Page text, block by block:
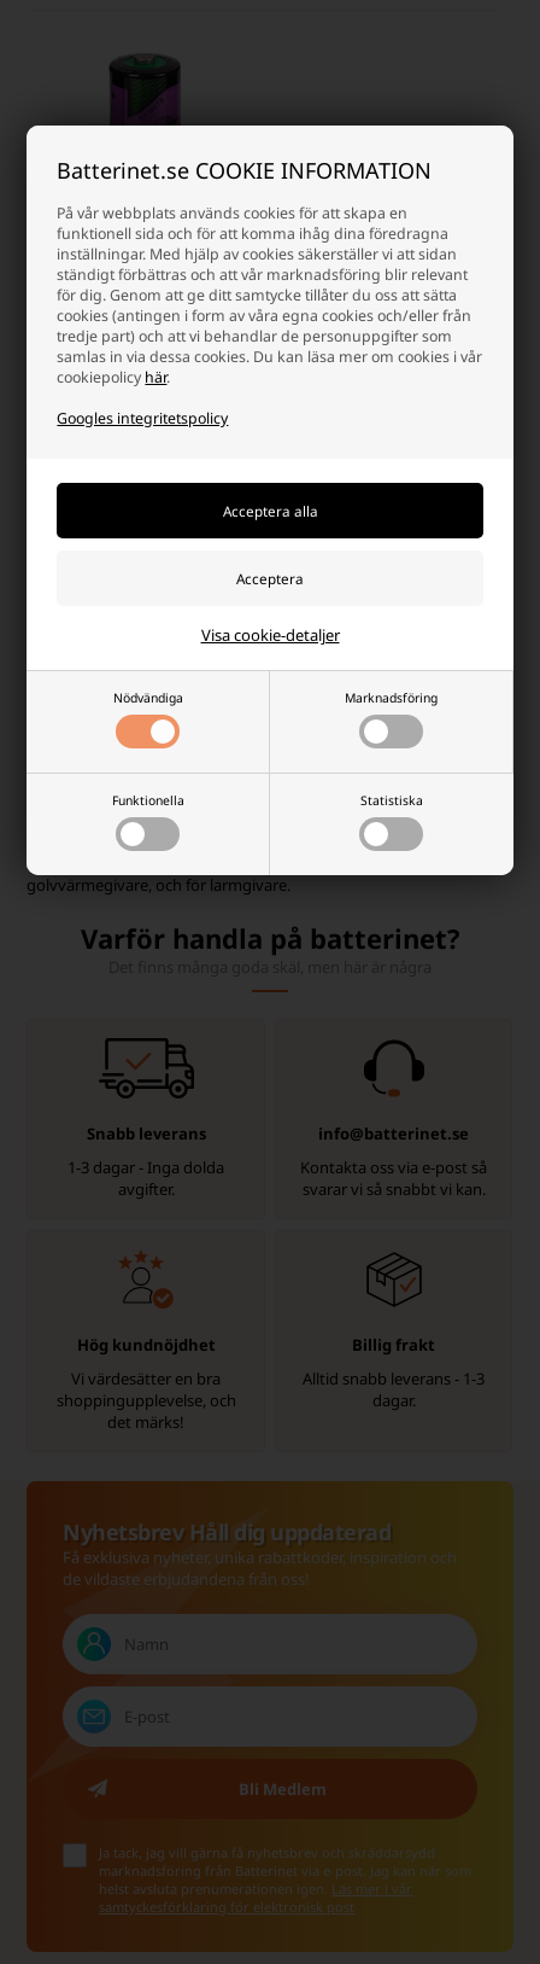
Batterinet.se COOKIE INFORMATION
På vår webbplats används cookies för att skapa en
funktionell sida och för att komma ihåg dina föredragna
inställningar. Med hjälp av cookies säkerställer vi att sidan
ständigt förbättras och att vår marknadsföring blir relevant
för dig. Genom att ge ditt samtycke tillåter du oss att sätta
cookies (antingen i form av våra egna cookies och/eller från
tredje part) och att vi behandlar de personuppgifter som
samlas in via dessa cookies. Du kan läsa mer om cookies i vår
cookiepolicy här.
Googles integritetspolicy
Nödvändiga Marknadsföring
Funktionella Statistiska
Visa cookie-detaljer
Tadiran SL-761 2/3 AA 3,6V
batteri
Lägsta enhetspris: 167,50 SEK
182,50 SEK
Finns i lager
Vi skicker ditt paketmåndag
Tadiran är speciellt känt för batterier av högsta kvalitet med låg
självurladdning och lång hållbarhet. Tadiran är bland de största
tillverkarna av 3,6V litiumtionylkloridbatterier.
Byte och användning av Tadiran 3,6 V batterier
Vid batteribyte i hemmet är det viktigt att alla batterier byts
samtidigt, annars kan batterierna tömma varandra. Tadiran är ett
välkänt varumärke som används både för värmehantering för t.ex.
golvvärmegivare, och för larmgivare.
Varför handla på batterinet?
Snabb leverans
1-3 dagar - Inga dolda
avgifter.
info@batterinet.se
Kontakta oss via e-post så
svarar vi så snabbt vi kan.
Hög kundnöjdhet
Vi värdesätter en bra
shoppingupplevelse, och
det märks!
Billig frakt
Alltid snabb leverans - 1-3
dagar.
Nyhetsbrev Håll dig uppdaterad
Få exklusiva nyheter, unika rabattkoder, inspiration och
de vildaste erbjudandena från oss!
Ja tack, jag vill gärna få nyhetsbrev och skräddarsydd
marknadsföring från Batterinet via e-post. Jag kan när som
helst avsluta prenumerationen igen. Läs mer i vår
samtyckesförklaring för elektronisk post